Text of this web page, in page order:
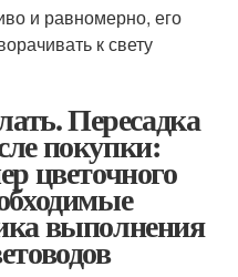
и равномерно, его
к свету
Пересадка
покупки:
цветочного
выполнения